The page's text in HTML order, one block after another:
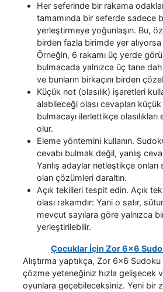
Her seferinde bir rakama
tamamında bir seferde sadece
yerleştirmeye yoğunlaşın. Bu,
birden fazla birimde yer alıyorsa
Örneğin, 6 rakamı üç yerde
bulmacada yalnızca üç tane
ve bunların birkaçını birden
Küçük not (olasılık) işaretleri
alabileceği olası cevapları
bulmacayı ilerlettikçe olasılıkları
olur.
Eleme yöntemini kullanın.
cevabı bulmak değil, yanlış
Yanlış adaylar netleştikçe
olan çözümleri daraltın.
Açık tekilleri tespit edin. Açık
olası rakamdır: Yani o satır,
mevcut sayılara göre yalnızca
yerleştirilebilir.
Çocuklar İçin Zor 6x6
Alıştırma yaptıkça, Zor 6x6 Sudoku
çözme yeteneğiniz hızla gelişecek
oyunlara geçebileceksiniz. Yeni bir